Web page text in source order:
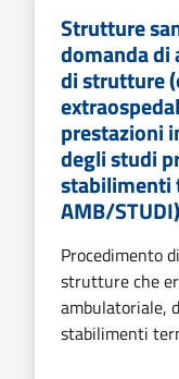
Strutture
domanda di
di strutture
prestazioni
degli studi
stabilimenti
AMB/STUDI)
Procedimento
strutture che
ambulatoriale,
stabilimenti